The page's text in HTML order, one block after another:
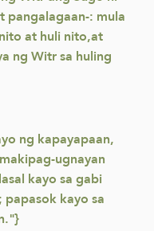
pangalagaan-: mula
at huli nito,at
ng Witr sa huling
ng kapayapaan,
ugnayan
kayo sa gabi
kayo sa